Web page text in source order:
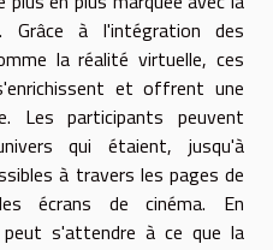
Grâce à l'intégration des
la réalité virtuelle, ces
et offrent une
Les participants peuvent
qui étaient, jusqu'à
à travers les pages de
écrans de cinéma. En
s'attendre à ce que la